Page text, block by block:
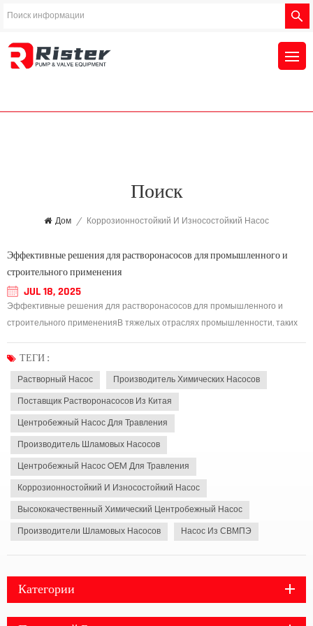
Поиск
Дом / Коррозионностойкий И Износостойкий Насос
Эффективные решения для растворонасосов для промышленного и
строительного применения
JUL 18, 2025
Эффективные решения для растворонасосов для промышленного и
строительного примененияВ тяжелых отраслях промышленности, таких
переработка, растворный насос Играет важную роль в перекачке
абразивных и вязких смесей, таких как цементный рас...
ТЕГИ :
Растворный Насос Производитель Химических Насосов
Поставщик Растворонасосов Из Китая
Центробежный Насос Для Травления
Производитель Шламовых Насосов
Центробежный Насос OEM Для Травления
Коррозионностойкий И Износостойкий Насос
Высококачественный Химический Центробежный Насос
Производители Шламовых Насосов Насос Из СВМПЭ
Категории